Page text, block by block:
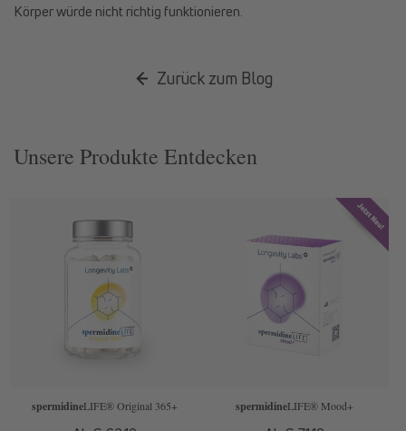
Körper würde nicht richtig funktionieren.
Zurück zum Blog
Unsere Produkte Entdecken
spermidineLIFE® Original 365+ spermidineLIFE® Mood+